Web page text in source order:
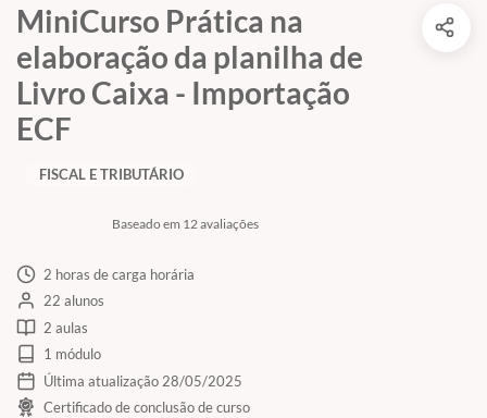
MiniCurso Prática na
elaboração da planilha de
Livro Caixa - Importação
ECF
Baseado em 12 avaliações
FISCAL E TRIBUTÁRIO
2 horas de carga horária
22 alunos
2 aulas
1 módulo
Última atualização 28/05/2025
Certificado de conclusão de curso